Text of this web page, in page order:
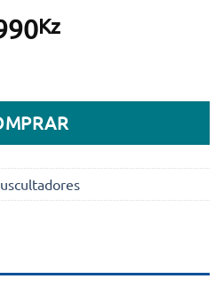
KzO
é:
49.990Kz.